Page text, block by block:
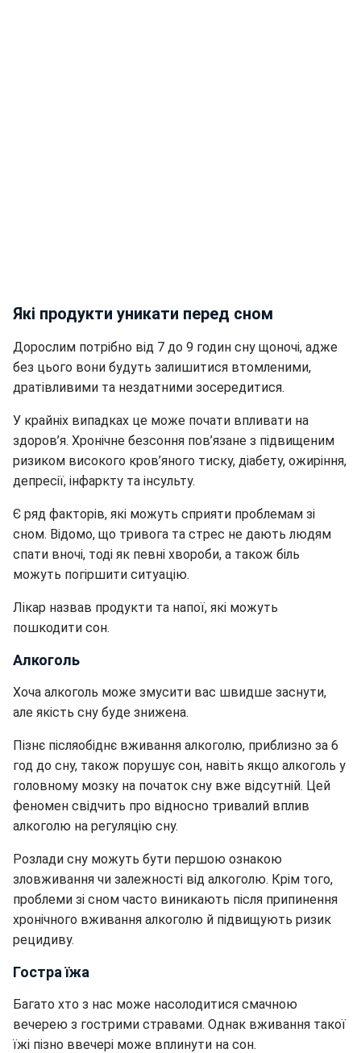
Які продукти уникати перед сном
Дорослим потрібно від 7 до 9 годин сну щоночі, адже
без цього вони будуть залишитися втомленими,
дратівливими та нездатними зосередитися.
У крайніх випадках це може почати впливати на
здоров’я. Хронічне безсоння пов’язане з підвищеним
ризиком високого кров’яного тиску, діабету, ожиріння,
депресії, інфаркту та інсульту.
Є ряд факторів, які можуть сприяти проблемам зі
сном. Відомо, що тривога та стрес не дають людям
спати вночі, тоді як певні хвороби, а також біль
можуть погіршити ситуацію.
Лікар назвав продукти та напої, які можуть
пошкодити сон.
Алкоголь
Хоча алкоголь може змусити вас швидше заснути,
але якість сну буде знижена.
Пізнє післяобіднє вживання алкоголю, приблизно за 6
год до сну, також порушує сон, навіть якщо алкоголь у
головному мозку на початок сну вже відсутній. Цей
феномен свідчить про відносно тривалий вплив
алкоголю на регуляцію сну.
Розлади сну можуть бути першою ознакою
зловживання чи залежності від алкоголю. Крім того,
проблеми зі сном часто виникають після припинення
хронічного вживання алкоголю й підвищують ризик
рецидиву.
Гостра їжа
Багато хто з нас може насолодитися смачною
вечерею з гострими стравами. Однак вживання такої
їжі пізно ввечері може вплинути на сон.